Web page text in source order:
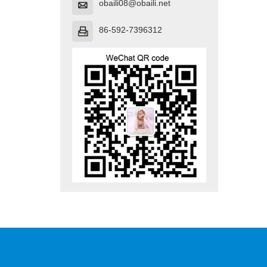
 obaili08@obaili.net
 86-592-7396312